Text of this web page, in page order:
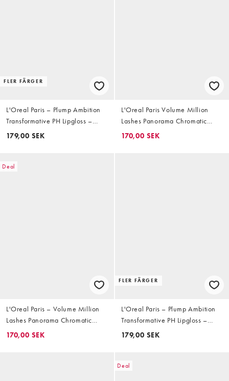
FLER FÄRGER
L'Oreal Paris – Plump Ambition
Transformative PH Lipgloss –
Läppglans – Rose
179,00 SEK
L'Oreal Paris Volume Million
Lashes Panorama Chromatic
Mascara- Bordeaux Cash
170,00 SEK
Deal
L'Oreal Paris – Volume Million
Lashes Panorama Chromatic
Mascara – Mascara – Brun
170,00 SEK
FLER FÄRGER
L'Oreal Paris – Plump Ambition
Transformative PH Lipgloss –
Läppglans – Berry Noir
179,00 SEK
Deal